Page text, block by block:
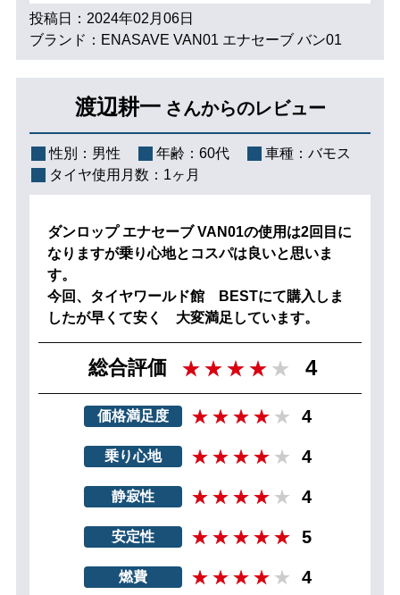
投稿日：2024年02月06日
ブランド：ENASAVE VAN01 エナセーブ バン01
渡辺耕一 さんからのレビュー
性別： 男性 年齢： 60代 車種： バモス
タイヤ使用月数： 1ヶ月
ダンロップ エナセーブ VAN01の使用は2回目に
なりますが乗り心地とコスパは良いと思いま
す。
今回、タイヤワールド館 BESTにて購入しま
したが早くて安く 大変満足しています。
総合評価 4
価格満足度 4
乗り心地 4
静寂性 4
安定性 5
燃費 4